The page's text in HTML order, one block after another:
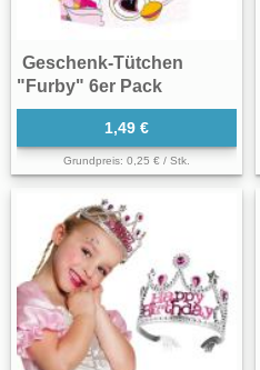
Geschenk-Tütchen
"Furby" 6er Pack
1,49 €
Grundpreis: 0,25 € / Stk.